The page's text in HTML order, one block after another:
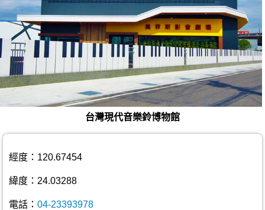
台灣現代音樂鈴博物館
經度：120.67454
緯度：24.03288
電話： 04-23393978